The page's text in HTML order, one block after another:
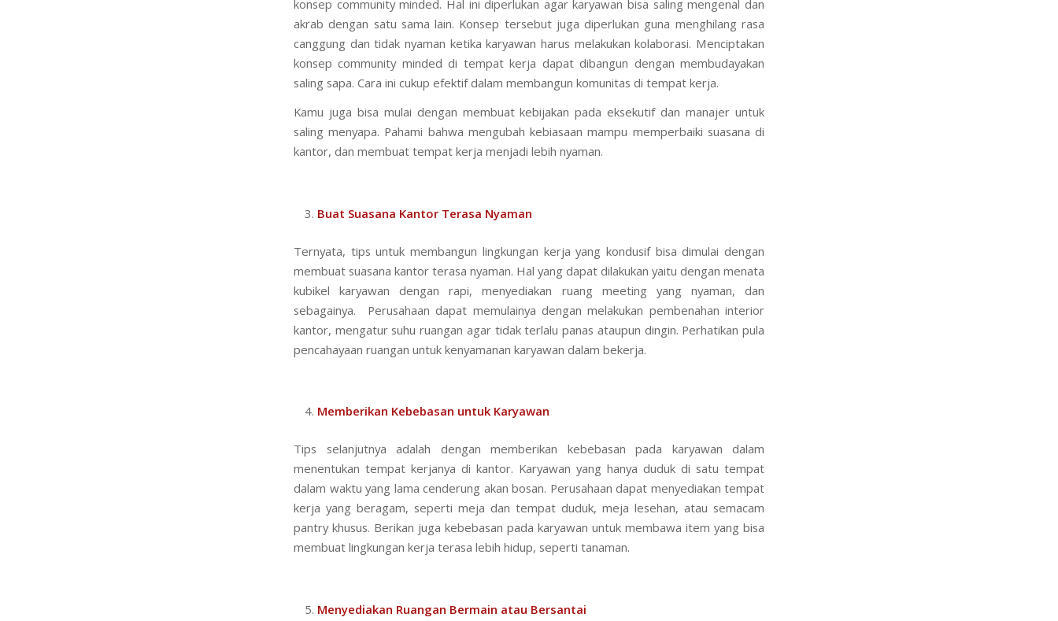
konsep community minded. Hal ini diperlukan agar karyawan bisa saling mengenal dan
akrab dengan satu sama lain. Konsep tersebut juga diperlukan guna menghilang rasa
canggung dan tidak nyaman ketika karyawan harus melakukan kolaborasi. Menciptakan
konsep community minded di tempat kerja dapat dibangun dengan membudayakan
saling sapa. Cara ini cukup efektif dalam membangun komunitas di tempat kerja.
Kamu juga bisa mulai dengan membuat kebijakan pada eksekutif dan manajer untuk
saling menyapa. Pahami bahwa mengubah kebiasaan mampu memperbaiki suasana di
kantor, dan membuat tempat kerja menjadi lebih nyaman.
Buat Suasana Kantor Terasa Nyaman
Ternyata, tips untuk membangun lingkungan kerja yang kondusif bisa dimulai dengan
membuat suasana kantor terasa nyaman. Hal yang dapat dilakukan yaitu dengan menata
kubikel karyawan dengan rapi, menyediakan ruang meeting yang nyaman, dan
sebagainya. Perusahaan dapat memulainya dengan melakukan pembenahan interior
kantor, mengatur suhu ruangan agar tidak terlalu panas ataupun dingin. Perhatikan pula
pencahayaan ruangan untuk kenyamanan karyawan dalam bekerja.
Memberikan Kebebasan untuk Karyawan
Tips selanjutnya adalah dengan memberikan kebebasan pada karyawan dalam
menentukan tempat kerjanya di kantor. Karyawan yang hanya duduk di satu tempat
dalam waktu yang lama cenderung akan bosan. Perusahaan dapat menyediakan tempat
kerja yang beragam, seperti meja dan tempat duduk, meja lesehan, atau semacam
pantry khusus. Berikan juga kebebasan pada karyawan untuk membawa item yang bisa
membuat lingkungan kerja terasa lebih hidup, seperti tanaman.
Menyediakan Ruangan Bermain atau Bersantai